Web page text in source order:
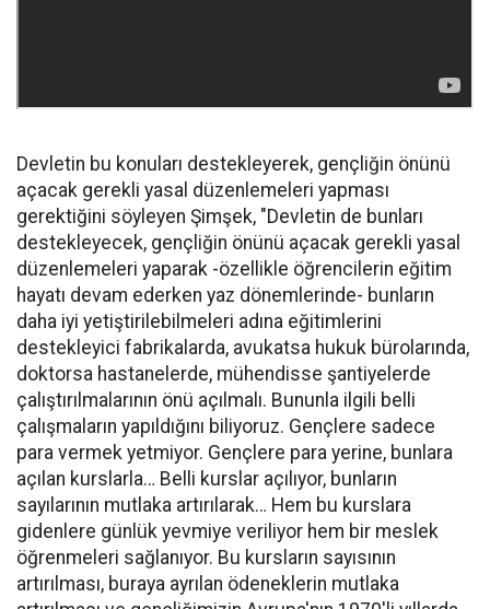
Devletin bu konuları destekleyerek, gençliğin önünü
açacak gerekli yasal düzenlemeleri yapması
gerektiğini söyleyen Şimşek, "Devletin de bunları
destekleyecek, gençliğin önünü açacak gerekli yasal
düzenlemeleri yaparak -özellikle öğrencilerin eğitim
hayatı devam ederken yaz dönemlerinde- bunların
daha iyi yetiştirilebilmeleri adına eğitimlerini
destekleyici fabrikalarda, avukatsa hukuk bürolarında,
doktorsa hastanelerde, mühendisse şantiyelerde
çalıştırılmalarının önü açılmalı. Bununla ilgili belli
çalışmaların yapıldığını biliyoruz. Gençlere sadece
para vermek yetmiyor. Gençlere para yerine, bunlara
açılan kurslarla… Belli kurslar açılıyor, bunların
sayılarının mutlaka artırılarak… Hem bu kurslara
gidenlere günlük yevmiye veriliyor hem bir meslek
öğrenmeleri sağlanıyor. Bu kursların sayısının
artırılması, buraya ayrılan ödeneklerin mutlaka